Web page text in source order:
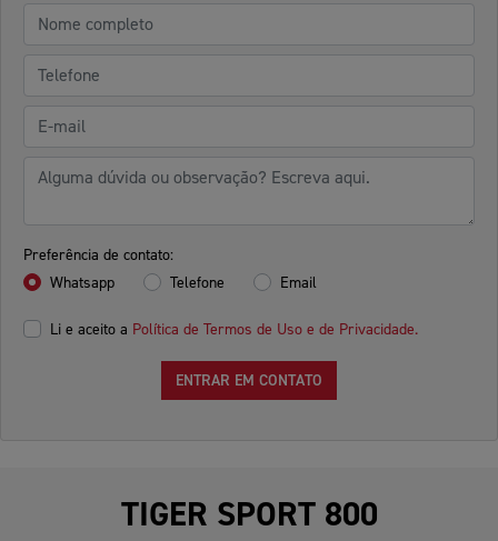
Preferência de contato:
Whatsapp
Telefone Email
Li e aceito a Política de Termos de Uso e de Privacidade.
ENTRAR EM CONTATO
TIGER SPORT 800